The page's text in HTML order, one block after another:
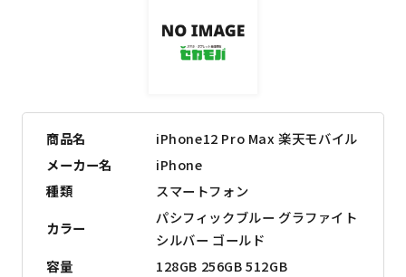
商品名
iPhone12 Pro Max 楽天モバイル
メーカー名
iPhone
種類
スマートフォン
カラー
パシフィックブルー グラファイト
シルバー ゴールド
容量
128GB 256GB 512GB